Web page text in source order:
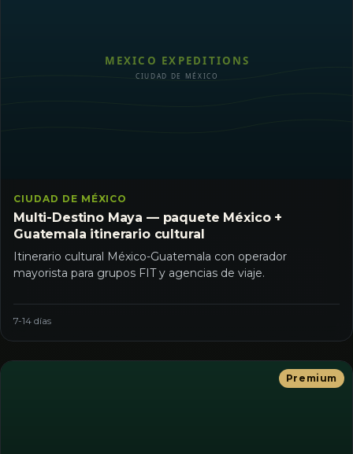
CIUDAD DE MÉXICO
Multi-Destino Maya — paquete México +
Guatemala itinerario cultural
Itinerario cultural México-Guatemala con operador
mayorista para grupos FIT y agencias de viaje.
7-14 días
Premium